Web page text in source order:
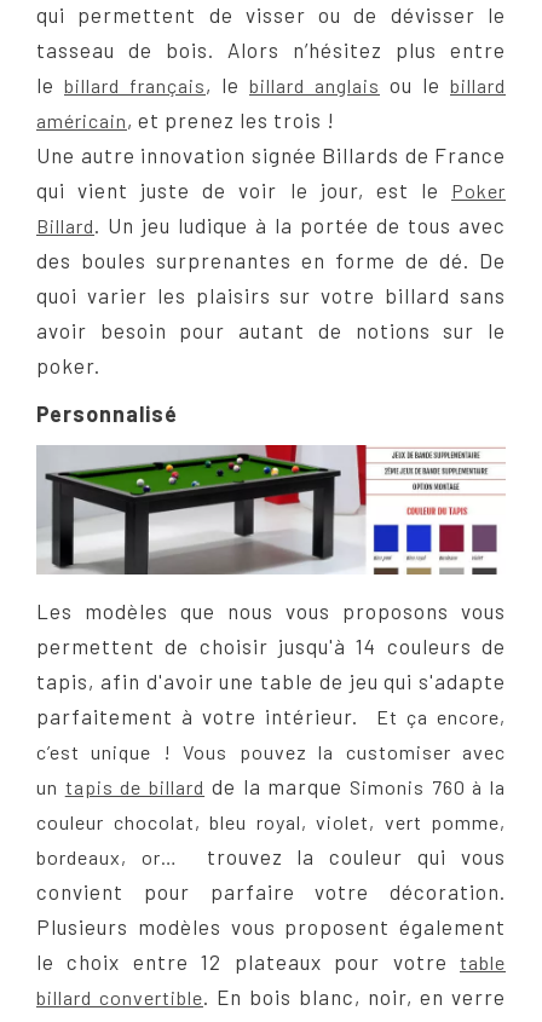
qui permettent de visser ou de dévisser le
tasseau de bois. Alors n’hésitez plus entre
le billard français, le billard anglais ou le billard
américain, et prenez les trois !
Une autre innovation signée Billards de France
qui vient juste de voir le jour, est le Poker
Billard
. Un jeu ludique à la portée de tous avec
des boules surprenantes en forme de dé. De
quoi varier les plaisirs sur votre billard sans
avoir besoin pour autant de notions sur le
poker.
Personnalisé
Les modèles que nous vous proposons vous
permettent de choisir jusqu'à 14 couleurs de
tapis, afin d'avoir une table de jeu qui s'adapte
parfaitement à votre intérieur.
Et ça encore,
c’est unique ! Vous pouvez la customiser avec
un tapis de billard de la marque Simonis 760 à la
couleur chocolat, bleu royal, violet, vert pomme,
bordeaux, or…
trouvez la couleur qui vous
convient pour parfaire votre décoration.
Plusieurs modèles vous proposent également
le choix entre 12 plateaux pour votre table
billard convertible. En bois blanc, noir, en verre